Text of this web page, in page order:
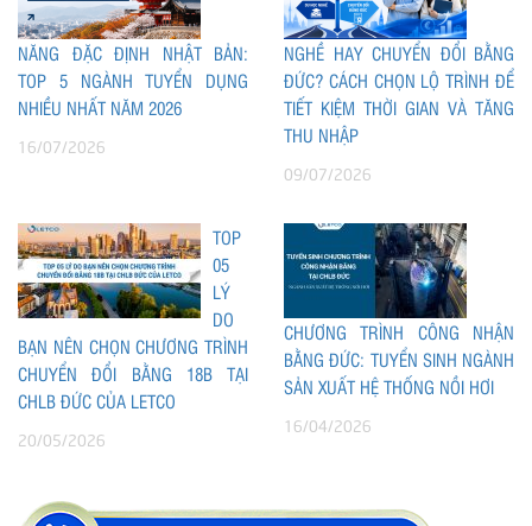
NĂNG ĐẶC ĐỊNH NHẬT BẢN:
TOP 5 NGÀNH TUYỂN DỤNG
NHIỀU NHẤT NĂM 2026
16/07/2026
NGHỀ HAY CHUYỂN ĐỔI BẰNG
ĐỨC? CÁCH CHỌN LỘ TRÌNH ĐỂ
TIẾT KIỆM THỜI GIAN VÀ TĂNG
THU NHẬP
09/07/2026
TOP
05
LÝ
DO
BẠN NÊN CHỌN CHƯƠNG TRÌNH
CHUYỂN ĐỔI BẰNG 18B TẠI
CHLB ĐỨC CỦA LETCO
20/05/2026
CHƯƠNG TRÌNH CÔNG NHẬN
BẰNG ĐỨC: TUYỂN SINH NGÀNH
SẢN XUẤT HỆ THỐNG NỒI HƠI
16/04/2026